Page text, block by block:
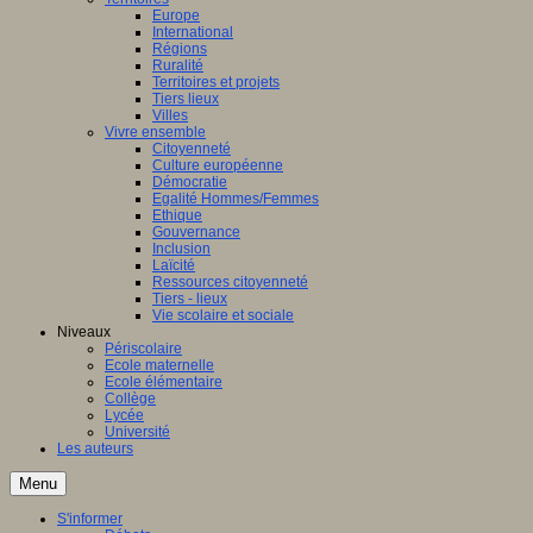
Europe
International
Régions
Ruralité
Territoires et projets
Tiers lieux
Villes
Vivre ensemble
Citoyenneté
Culture européenne
Démocratie
Egalité Hommes/Femmes
Ethique
Gouvernance
Inclusion
Laïcité
Ressources citoyenneté
Tiers - lieux
Vie scolaire et sociale
Niveaux
Périscolaire
Ecole maternelle
Ecole élémentaire
Collège
Lycée
Université
Les auteurs
Menu
S'informer